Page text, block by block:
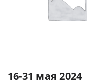
16-31 мая 2024